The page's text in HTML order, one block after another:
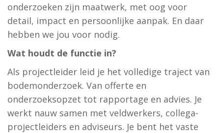
onderzoeken zijn maatwerk, met oog voor
detail, impact en persoonlijke aanpak. En daar
hebben we jou voor nodig.
Wat houdt de functie in?
Als projectleider leid je het volledige traject van
bodemonderzoek. Van offerte en
onderzoeksopzet tot rapportage en advies. Je
werkt nauw samen met veldwerkers, collega-
projectleiders en adviseurs. Je bent het vaste